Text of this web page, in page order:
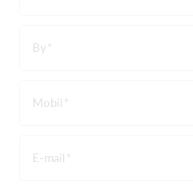
By
Mobil
E-mail